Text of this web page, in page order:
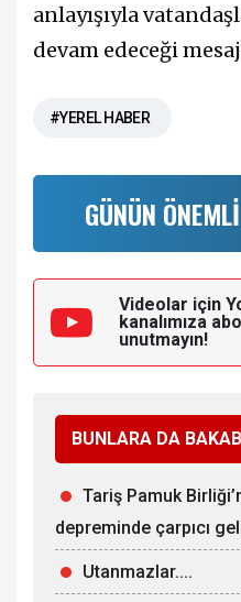
anlayışıyla
devam edeceği
#YEREL HABER
GÜNÜN
Videolar için
kanalımıza
unutmayın!
BUNLARA DA
Tariş Pamuk
depreminde çarpıcı
Utanmazlar....